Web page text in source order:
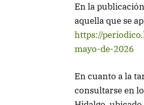
En la
aquella que se
https://
mayo-de-2026
En cuanto a la
consultarse en